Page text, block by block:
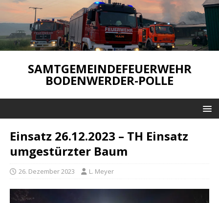
SAMTGEMEINDEFEUERWEHR
BODENWERDER-POLLE
Einsatz 26.12.2023 – TH Einsatz
umgestürzter Baum
26. Dezember 2023 L. Meyer